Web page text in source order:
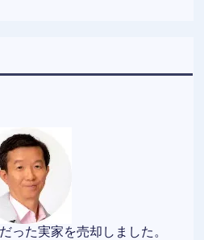
った実家を売却しました。